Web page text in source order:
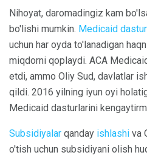
Nihoyat, daromadingiz kam
bo'lishi mumkin. Medicaid
uchun har oyda to'lanadigan
miqdorni qoplaydi. ACA
etdi, ammo Oliy Sud, davlatlar
qildi. 2016 yilning iyun oyi
Medicaid dasturlarini
Subsidiyalar qanday ishlashi va
o'tish uchun subsidiyani olish